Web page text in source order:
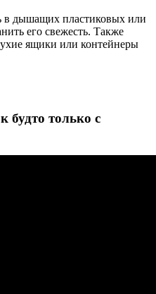
в дышащих пластиковых или
его свежесть. Также
ящики или контейнеры
будто только с